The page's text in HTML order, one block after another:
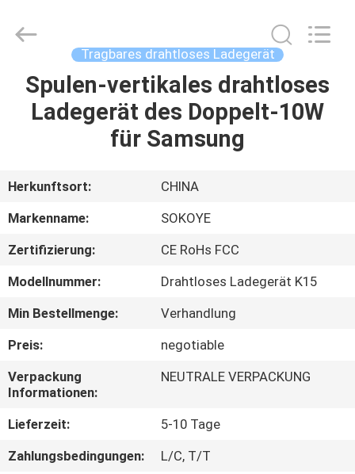
HAUS
PRODUKTE
ÜBER
UNS
FABRIK-
AUSFLUG
QUALITÄTSKONTROLLE
TRETEN
SIE
MIT
Electronic
Co.,Ltd.
Tragbares drahtloses Ladegerät
Spulen-vertikales drahtloses
Ladegerät des Doppelt-10W
für Samsung
Herkunftsort:
CHINA
Markenname:
SOKOYE
Zertifizierung:
CE RoHs FCC
Modellnummer:
Drahtloses Ladegerät K15
Min Bestellmenge:
Verhandlung
Preis:
negotiable
Verpackung
Informationen:
NEUTRALE VERPACKUNG
Lieferzeit:
5-10 Tage
Zahlungsbedingungen:
L/C, T/T